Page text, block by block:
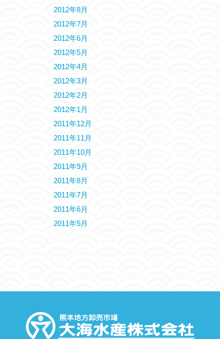
2012年8月
2012年7月
2012年6月
2012年5月
2012年4月
2012年3月
2012年2月
2012年1月
2011年12月
2011年11月
2011年10月
2011年9月
2011年8月
2011年7月
2011年6月
2011年5月